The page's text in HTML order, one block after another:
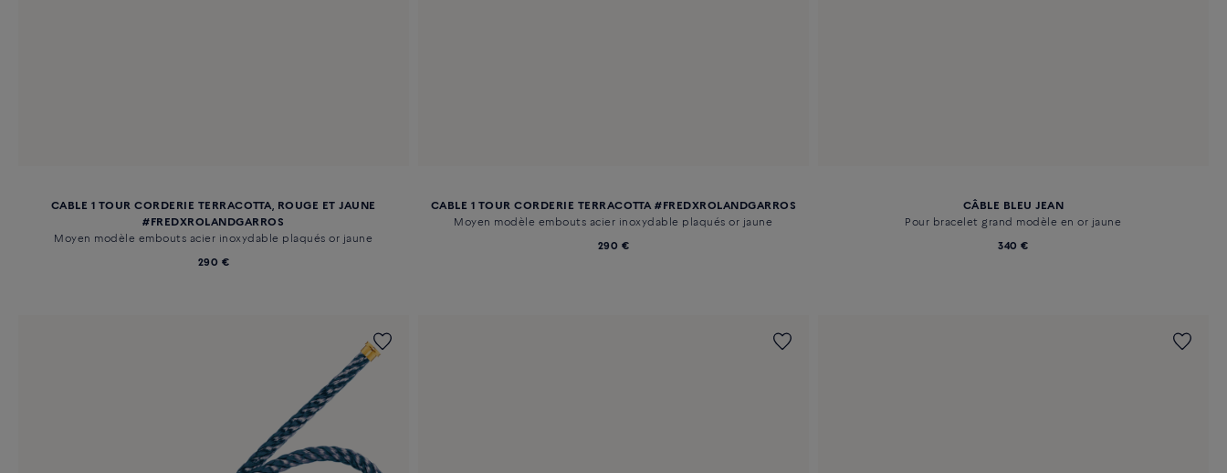
CABLE 1 TOUR CORDERIE TERRACOTTA, ROUGE ET JAUNE
#FREDXROLANDGARROS
Moyen modèle embouts acier inoxydable plaqués or jaune
290 €
CABLE 1 TOUR CORDERIE TERRACOTTA #FREDXROLANDGARROS
Moyen modèle embouts acier inoxydable plaqués or jaune
290 €
CÂBLE BLEU JEAN
Pour bracelet grand modèle en or jaune
340 €